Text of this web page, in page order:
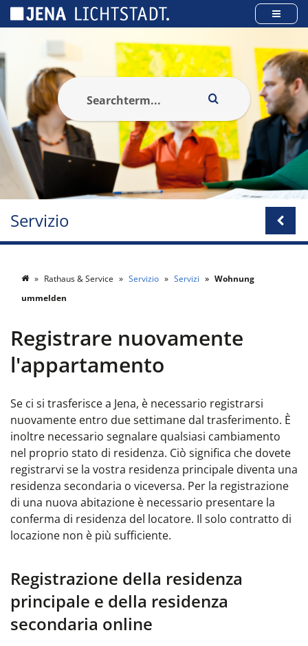
Servizio
Rathaus & Service Servizio Servizi
Wohnung
ummelden
Registrare nuovamente
l'appartamento
Se ci si trasferisce a Jena, è necessario registrarsi
nuovamente entro due settimane dal trasferimento. È
inoltre necessario segnalare qualsiasi cambiamento
nel proprio stato di residenza. Ciò significa che dovete
registrarvi se la vostra residenza principale diventa una
residenza secondaria o viceversa. Per la registrazione
di una nuova abitazione è necessario presentare la
conferma di residenza del locatore. Il solo contratto di
locazione non è più sufficiente.
Registrazione della residenza
principale e della residenza
secondaria online
Pannello di gestione dei cookies